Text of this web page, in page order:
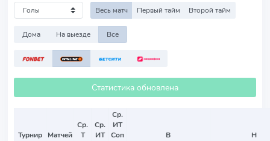
Весь матч Первый тайм Второй тайм
Дома На выезде Все
Статистика обновлена
Турнир Матчей
Ср.
Т
Ср.
ИТ
Ср.
ИТ
Соп
В
Н